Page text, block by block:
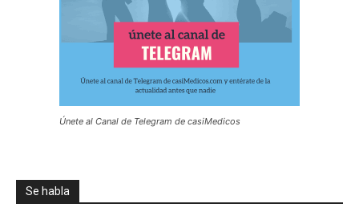
Únete al Canal de Telegram de casiMedicos
Se habla